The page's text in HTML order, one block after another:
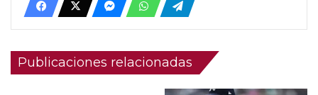
Publicaciones relacionadas